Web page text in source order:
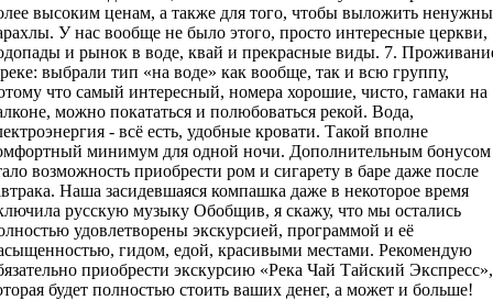
высоким ценам, а также для того, чтобы выложить
У нас вообще не было этого, просто интересные церкви,
и рынок в воде, квай и прекрасные виды. 7.
выбрали тип «на воде» как вообще, так и всю группу,
что самый интересный, номера хорошие, чисто, гамаки на
можно покататься и полюбоваться рекой. Вода,
- всё есть, удобные кровати. Такой вполне
минимум для одной ночи. Дополнительным бонусом
возможность приобрести ром и сигарету в баре даже после
Наша засидевшаяся компашка даже в некоторое время
русскую музыку Обобщив, я скажу, что мы остались
удовлетворены экскурсией, программой и её
гидом, едой, красивыми местами. Рекомендую
приобрести экскурсию «Река Чай Тайский Экспресс»,
будет полностью стоить ваших денег, а может и больше!